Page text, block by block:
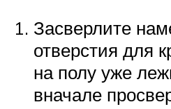
Засверлите
отверстия для
на полу уже
вначале